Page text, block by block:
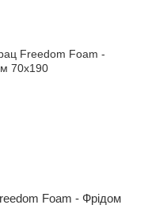
Foam - Фрідом